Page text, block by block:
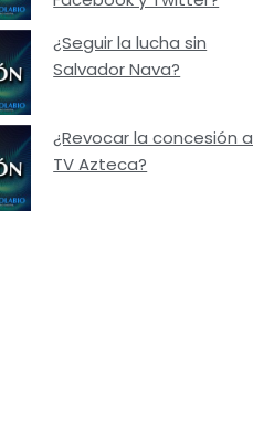
¿Seguir la lucha sin
Salvador Nava?
¿Revocar la concesión a
TV Azteca?